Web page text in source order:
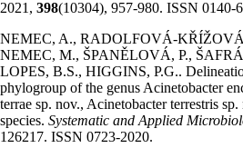
2021, 398(10304), 957-980. ISSN 0140-
NEMEC, A., RADOLFOVÁ-
NEMEC, M., ŠPANĚLOVÁ, P.,
LOPES, B.S., HIGGINS, P.G..
phylogroup of the genus Acinetobacter
terrae sp. nov., Acinetobacter terrestris
species. Systematic and Applied
126217. ISSN 0723-2020.